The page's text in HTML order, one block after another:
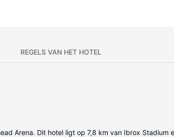
REGELS VAN HET HOTEL
Arena. Dit hotel ligt op 7,8 km van Ibrox Stadium